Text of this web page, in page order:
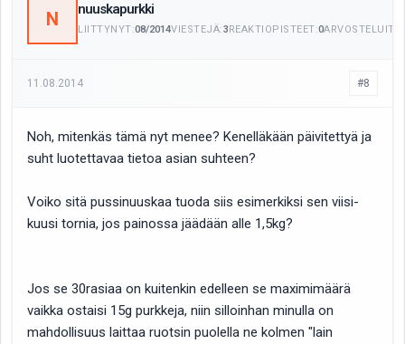
N nuuskapurkki
LIITTYNYT:08/2014VIESTEJÄ:3REAKTIOPISTEET:0ARVOSTELUITA:
11.08.2014 #8
Noh, mitenkäs tämä nyt menee? Kenelläkään päivitettyä ja
suht luotettavaa tietoa asian suhteen?
Voiko sitä pussinuuskaa tuoda siis esimerkiksi sen viisi-
kuusi tornia, jos painossa jäädään alle 1,5kg?
Jos se 30rasiaa on kuitenkin edelleen se maximimäärä
vaikka ostaisi 15g purkkeja, niin silloinhan minulla on
mahdollisuus laittaa ruotsin puolella ne kolmen "lain